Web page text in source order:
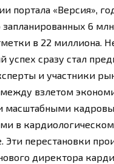
портала «Версия»,
6
в 22 миллиона.
успех сразу стал
и участники
взлетом
масштабными
в кардиологическом
Эти перестановки
директора